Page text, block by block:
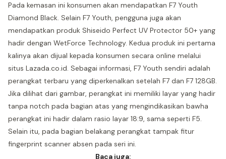
Pada kemasan ini konsumen akan mendapatkan F7 Youth
Diamond Black. Selain F7 Youth, pengguna juga akan
mendapatkan produk Shiseido Perfect UV Protector 50+ yang
hadir dengan WetForce Technology. Kedua produk ini pertama
kalinya akan dijual kepada konsumen secara online melalui
situs Lazada.co.id. Sebagai informasi, F7 Youth sendiri adalah
perangkat terbaru yang diperkenalkan setelah F7 dan F7 128GB.
Jika dilihat dari gambar, perangkat ini memiliki layar yang hadir
tanpa notch pada bagian atas yang mengindikasikan bawha
perangkat ini hadir dalam rasio layar 18:9, sama seperti F5.
Selain itu, pada bagian belakang perangkat tampak fitur
fingerprint scanner absen pada seri ini.
Baca juga: